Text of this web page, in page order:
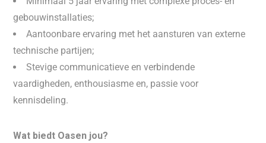
gebouwinstallaties;
Aantoonbare ervaring met het aansturen van externe
technische partijen;
Stevige communicatieve en verbindende
vaardigheden, enthousiasme en, passie voor
kennisdeling.
Wat biedt Oasen jou?